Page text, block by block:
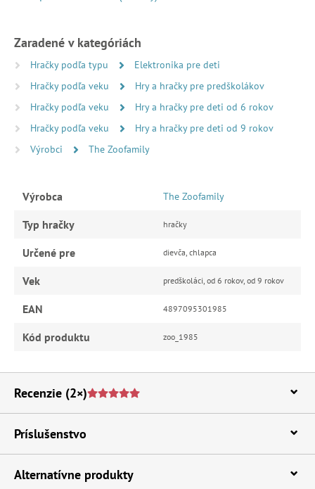
Zaradené v kategóriách
Hračky podľa typu
Elektronika pre deti
Hračky podľa veku
Hry a hračky pre predškolákov
Hračky podľa veku
Hry a hračky pre deti od 6 rokov
Hračky podľa veku
Hry a hračky pre deti od 9 rokov
Výrobci
The Zoofamily
Výrobca The Zoofamily
Typ hračky hračky
Určené pre dievča, chlapca
Vek predškoláci, od 6 rokov, od 9 rokov
EAN 4897095301985
Kód produktu zoo_1985
Recenzie (2×)
Príslušenstvo
Alternatívne produkty